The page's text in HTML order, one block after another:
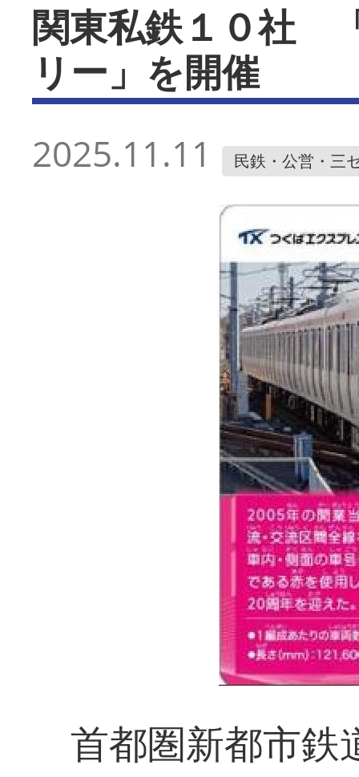
関東私鉄１０社
リー」を開催
2025.11.11 民鉄・公営・三
首都圏新都市鉄